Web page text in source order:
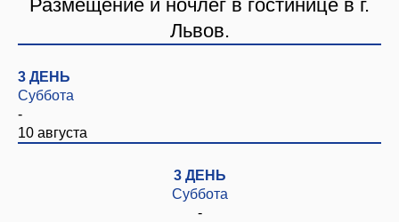
Размещение и ночлег в гостинице в г.
Львов.
3 ДЕНЬ
Суббота
-
10 августа
3 ДЕНЬ
Суббота
-